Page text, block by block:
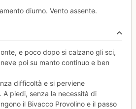
diurno. Vento assente.
e poco dopo si calzano gli sci,
poi su manto continuo e ben
difficoltà e si perviene
A piedi, senza la necessità di
il Bivacco Provolino e il passo